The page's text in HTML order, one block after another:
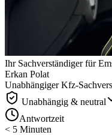
Ihr Sachverständiger für
Erkan Polat
Unabhängiger Kfz-
Unabhängig & neutral
Antwortzeit
< 5 Minuten